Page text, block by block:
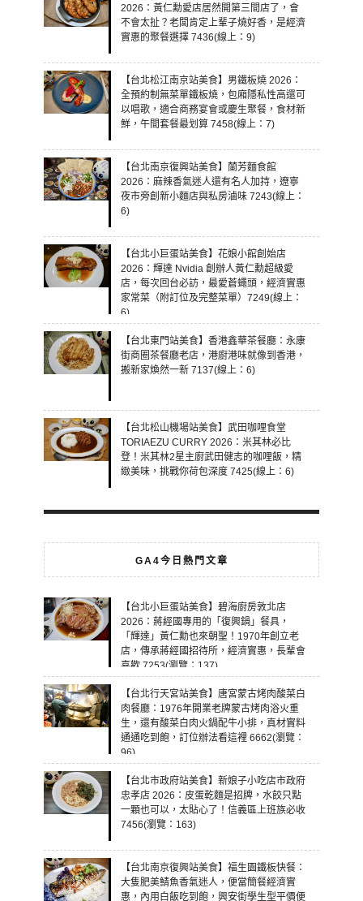
2026：黃仁勳愛店居然開第三間店了，會
不會太扯？老闆肯定上輩子燒好香，是經濟
實惠的聚餐選擇 7436(線上：9)
【台北松江南京站美食】男鐵板燒 2026：
全預約制無菜單鐵板燒，包廂隱私性高還可
以唱歌，適合商務宴會或慶生聚餐，食材新
鮮，午間套餐最划算 7458(線上：7)
【台北南京復興站美食】蘭芳麵食館
2026：麻辣香氣迷人還有名人加持，遼寧
夜市旁創新小麵店與私房滷味 7243(線上：
6)
【台北小巨蛋站美食】花娘小館創始店
2026：輝達 Nvidia 創辦人黃仁勳超級愛
店，每次回台必訪，最愛蒼蠅頭，經濟實惠
家常菜（附訂位及完整菜單）7249(線上：
6)
【台北東門站美食】香港鑫華茶餐廳：永康
街商圈茶餐廳老店，港廚港味就像到香港，
搬新家煥然一新 7137(線上：6)
【台北松山機場站美食】武田咖哩食堂
TORIAEZU CURRY 2026：米其林必比
登！米其林2星主廚武田健志的咖哩飯，精
緻美味，挑戰你荷包深度 7425(線上：6)
GA4今日熱門文章
【台北小巨蛋站美食】碧海廚房敦北店
2026：蔣經國專用的「復興鍋」餐具，
「輝達」黃仁勳也來朝聖！1970年創立老
店，傳承蔣經國招待所，經濟實惠，長輩會
喜歡 7253(瀏覽：137)
【台北行天宮站美食】唐宮蒙古烤肉酸菜白
肉餐廳：1976年開業老牌蒙古烤肉浴火重
生，還有酸菜白肉火鍋配牛小排，真材實料
通通吃到飽，訂位辦法看這裡 6662(瀏覽：
96)
【台北市政府站美食】新娘子小吃店市政府
忠孝店 2026：皮蛋乾麵是招牌，水餃只點
一顆也可以，太貼心了！信義區上班族必收
7456(瀏覽：163)
【台北南京復興站美食】福生園鐵板快餐：
大隻肥美鯖魚香氣迷人，便當簡餐經濟實
惠，內用白飯吃到飽，興安街學生型平價便